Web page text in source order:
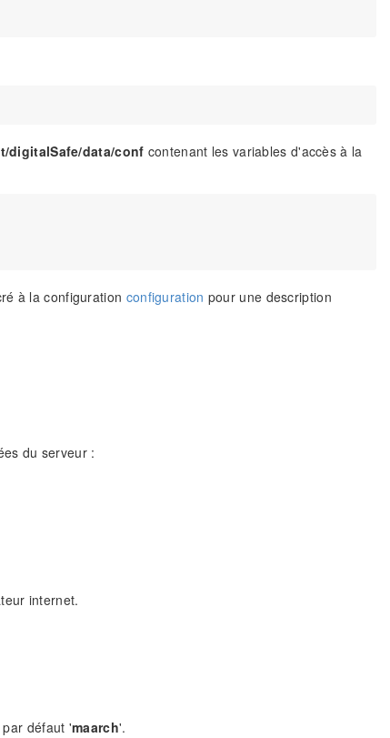
digitalSafe/data/conf contenant les variables d'accès à la
à la configuration configuration pour une description
du serveur :
internet.
défaut 'maarch'.